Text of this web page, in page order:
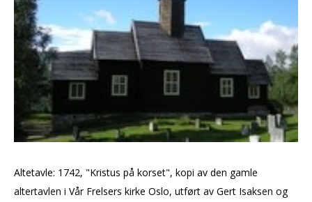
KONTAKT
KALENDER
Altetavle: 1742, "Kristus på korset", kopi av den gamle
altertavlen i Vår Frelsers kirke Oslo, utført av Gert Isaksen og